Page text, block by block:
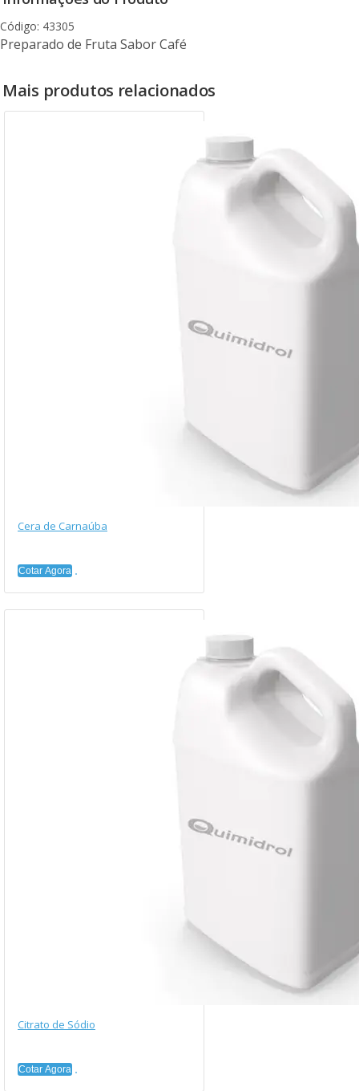
Código: 43305
Preparado de Fruta Sabor Café
Mais produtos relacionados
Cera de Carnaúba
Cotar Agora
Citrato de Sódio
Cotar Agora